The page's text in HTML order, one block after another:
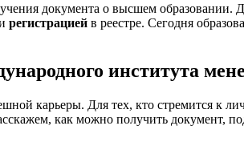
документа о высшем образовании.
регистрацией в реестре. Сегодня
института
карьеры. Для тех, кто стремится к
как можно получить документ,